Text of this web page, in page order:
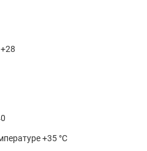
+35 °С